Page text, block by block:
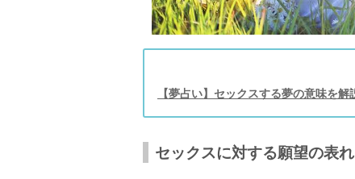
夢占いでセックスの夢の意味を知り現実
【夢占い】セックスする夢の意味を
セックスに対する願望の表れ